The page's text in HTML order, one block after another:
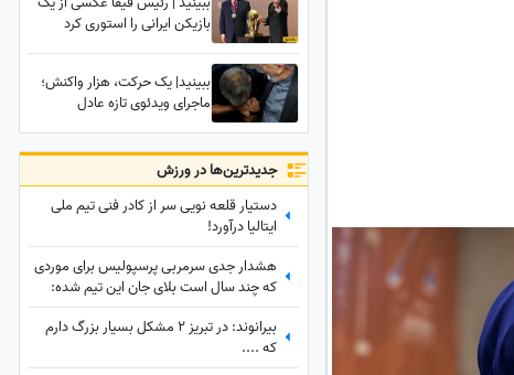
بازیکن ایرانی را استوری کرد
ببینید| یک حرکت، هزار واکنش؛
ماجرای ویدئوی تازه عادل
مراسم ختم اکبر عبدی چیست؟
جدید‌ترین‌ها در ورزش
دستیار قلعه نویی سر از کادر فنی تیم ملی
ایتالیا درآورد!
هشدار جدی سرمربی پرسپولیس برای موردی
که چند سال است بلای جان این تیم شده:
بفهمم برخورد جدی می‌کنم
بیرانوند: در تبریز 2 مشکل بسیار بزرگ دارم
که ....